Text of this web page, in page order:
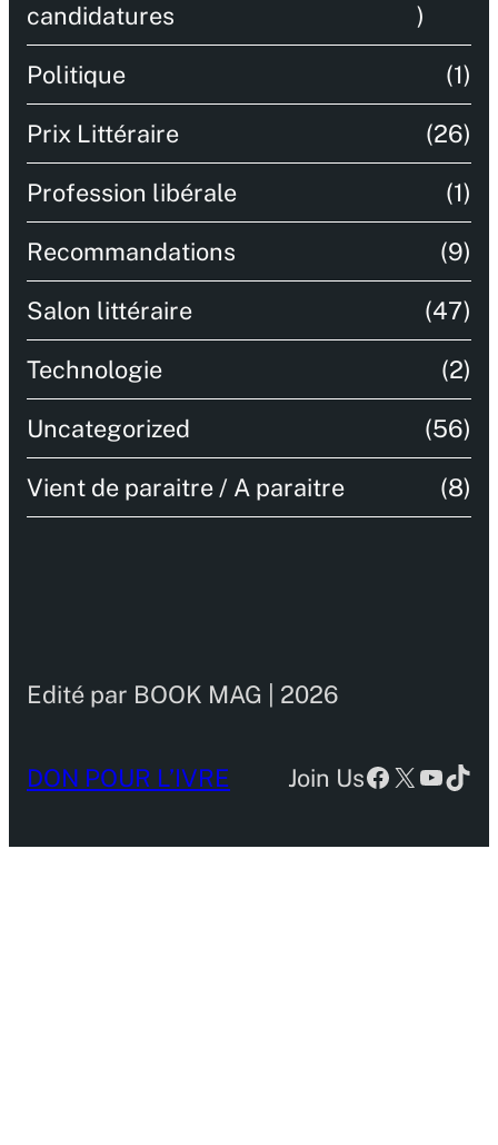
candidatures
)
Politique (1)
Prix Littéraire (26)
Profession libérale (1)
Recommandations (9)
Salon littéraire (47)
Technologie (2)
Uncategorized (56)
Vient de paraitre / A paraitre (8)
Edité par BOOK MAG | 2026
DON POUR L’IVRE Join UsFacebook
X